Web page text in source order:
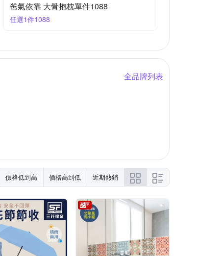
爸氣依靠 大骨抱枕單件1088
任選1件1088
全品牌列表
價格低到高 價格高到低 近期熱銷